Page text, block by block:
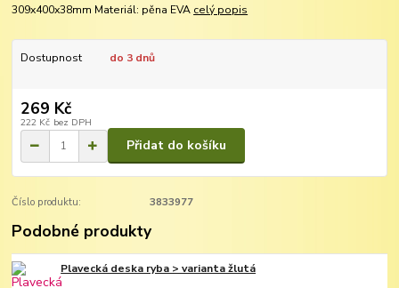
309x400x38mm Materiál: pěna EVA celý popis
Dostupnost do 3 dnů
269 Kč
222 Kč bez DPH
Přidat do košíku
Číslo produktu: 3833977
Podobné produkty
Plavecká deska ryba > varianta žlutá